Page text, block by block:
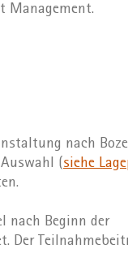
Management.
nach
(siehe
nach Beginn der
Der